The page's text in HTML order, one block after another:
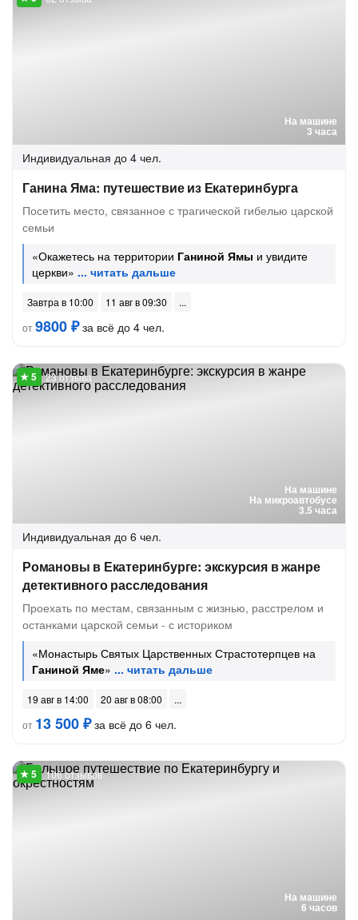
На машине
3 часа
Индивидуальная до 4 чел.
Ганина Яма: путешествие из Екатеринбурга
Посетить место, связанное с трагической гибелью царской
семьи
«Окажетесь на территории Ганиной Ямы и увидите
церкви»
Завтра в 10:00
11 авг в 09:30
от9800 ₽за всё до 4 чел.
На машине
На микроавтобусе
3.5 часа
23 отзыва
Индивидуальная до 6 чел.
Романовы в Екатеринбурге: экскурсия в жанре
детективного расследования
Проехать по местам, связанным с жизнью, расстрелом и
останками царской семьи - с историком
«Монастырь Святых Царственных Страстотерпцев на
Ганиной Яме»
19 авг в 14:00
20 авг в 08:00
от 13 500 ₽за всё до 6 чел.
На машине
6 часов
106 отзывов